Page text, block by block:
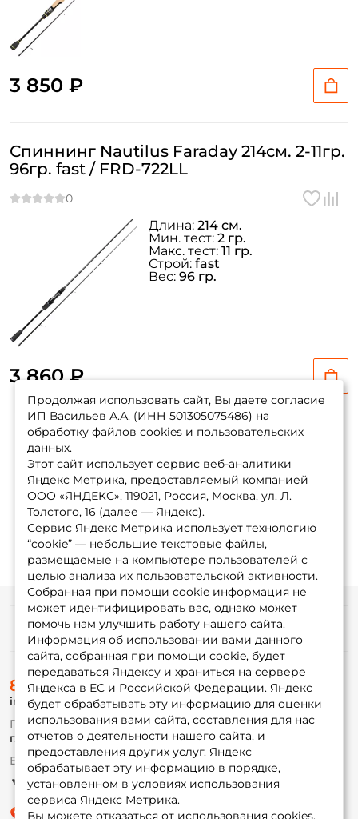
3 850 ₽
Спиннинг Nautilus Faraday 214см. 2-11гр.
96гр. fast / FRD-722LL
3 860 ₽
Длина: 214 см.
Мин. тест: 2 гр.
Макс. тест: 11 гр.
Строй: fast
Вес: 96 гр.
1 2 3 4
Продолжая использовать сайт, Вы даете согласие
ИП Васильев А.А. (ИНН 501305075486) на
обработку файлов cookies и пользовательских
данных.
Этот сайт использует сервис веб-аналитики
Яндекс Метрика, предоставляемый компанией
ООО «ЯНДЕКС», 119021, Россия, Москва, ул. Л.
Толстого, 16 (далее — Яндекс).
Сервис Яндекс Метрика использует технологию
“cookie” — небольшие текстовые файлы,
размещаемые на компьютере пользователей с
целью анализа их пользовательской активности.
Собранная при помощи cookie информация не
может идентифицировать вас, однако может
помочь нам улучшить работу нашего сайта.
Информация об использовании вами данного
сайта, собранная при помощи cookie, будет
передаваться Яндексу и храниться на сервере
Яндекса в ЕС и Российской Федерации. Яндекс
будет обрабатывать эту информацию для оценки
использования вами сайта, составления для нас
отчетов о деятельности нашего сайта, и
предоставления других услуг. Яндекс
обрабатывает эту информацию в порядке,
установленном в условиях использования
сервиса Яндекс Метрика.
Вы можете отказаться от использования cookies,
Информация
О магазине
Доставка
Оплата
Fox-bonus
Гуру
Партнерская программа
8 (495) 532-77-88
info@foxfishing.ru
По вопросам с заказом
г. Москва, ул. Плеханова д.7
Ежедневно 10:00 до 20:00